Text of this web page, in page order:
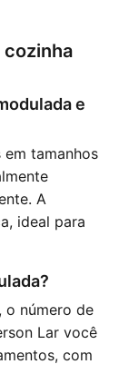
e
tamanhos
A
ideal para
o número de
Lar você
com